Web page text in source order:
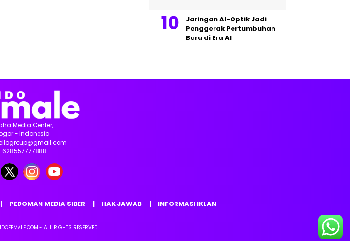
Jaringan AI-Optik Jadi
Penggerak Pertumbuhan
Baru di Era AI
Media Center,
- Indonesia
PEDOMAN MEDIA SIBER HAK JAWAB INFORMASI IKLAN
- ALL RIGHTS RESERVED